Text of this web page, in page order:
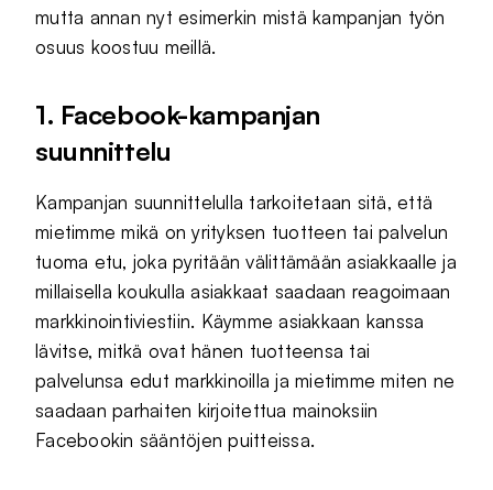
mutta annan nyt esimerkin mistä kampanjan työn
osuus koostuu meillä.
1. Facebook-kampanjan
suunnittelu
Kampanjan suunnittelulla tarkoitetaan sitä, että
mietimme mikä on yrityksen tuotteen tai palvelun
tuoma etu, joka pyritään välittämään asiakkaalle ja
millaisella koukulla asiakkaat saadaan reagoimaan
markkinointiviestiin. Käymme asiakkaan kanssa
lävitse, mitkä ovat hänen tuotteensa tai
palvelunsa edut markkinoilla ja mietimme miten ne
saadaan parhaiten kirjoitettua mainoksiin
Facebookin sääntöjen puitteissa.